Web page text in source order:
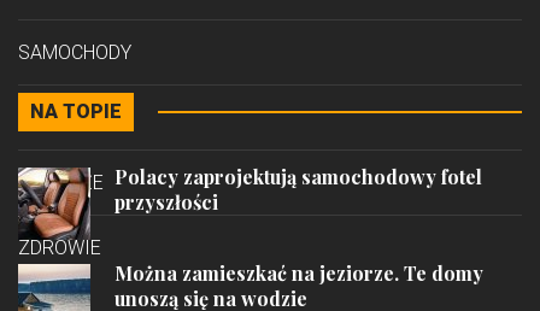
SAMOCHODY
STYL
PODRÓŻE
ZDROWIE
NA TOPIE
Polacy zaprojektują samochodowy fotel
przyszłości
Można zamieszkać na jeziorze. Te domy
unoszą się na wodzie